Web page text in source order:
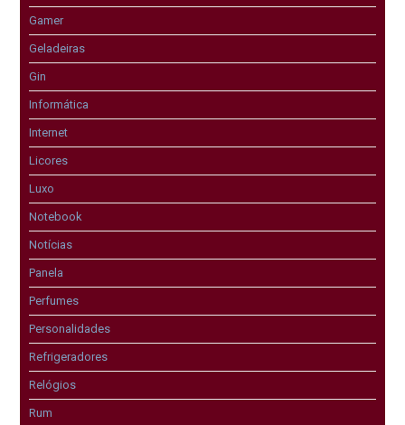
Gamer
Geladeiras
Gin
Informática
Internet
Licores
Luxo
Notebook
Notícias
Panela
Perfumes
Personalidades
Refrigeradores
Relógios
Rum